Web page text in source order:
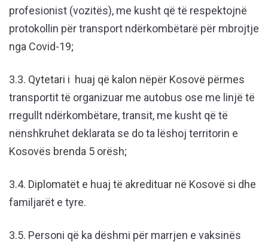
profesionist (vozitës), me kusht që të respektojnë
protokollin për transport ndërkombëtarë për mbrojtje
nga Covid-19;
3.3. Qytetari i huaj që kalon nëpër Kosovë përmes
transportit të organizuar me autobus ose me linjë të
rregullt ndërkombëtare, transit, me kusht që të
nënshkruhet deklarata se do ta lëshoj territorin e
Kosovës brenda 5 orësh;
3.4. Diplomatët e huaj të akredituar në Kosovë si dhe
familjarët e tyre.
3.5. Personi që ka dëshmi për marrjen e vaksinës